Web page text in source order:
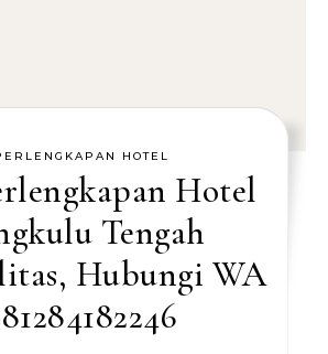
HOTEL
Hotel
Tengah
Hubungi WA